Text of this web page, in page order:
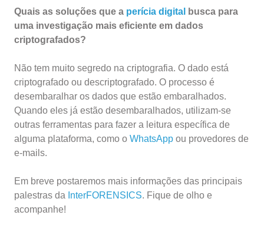
Quais as soluções que a perícia digital
busca para
uma investigação mais eficiente em dados
criptografados?
Não tem muito segredo na criptografia. O dado está
criptografado ou descriptografado. O processo é
desembaralhar os dados que estão embaralhados.
Quando eles já estão desembaralhados, utilizam-se
outras ferramentas para fazer a leitura específica de
alguma plataforma, como o WhatsApp ou provedores de
e-mails.
Em breve postaremos mais informações das principais
palestras da InterFORENSICS. Fique de olho e
acompanhe!